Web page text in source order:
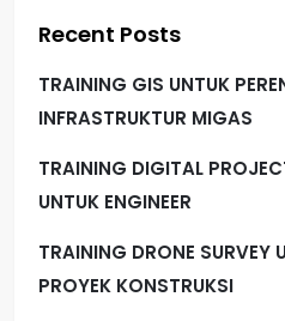
Recent Posts
TRAINING GIS UNTUK
INFRASTRUKTUR MIGAS
TRAINING DIGITAL
UNTUK ENGINEER
TRAINING DRONE SURVEY
PROYEK KONSTRUKSI